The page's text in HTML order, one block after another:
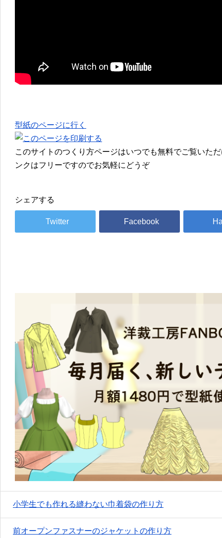
型紙のページに行く
このサイトのつくり方ページはいつでも無料でご覧いた
ンクはフリーですのでお気軽にどうぞ
シェアする
小学生でも作れる縫わない巾着袋の作り方
前オープンファスナーのジャケットの作り方